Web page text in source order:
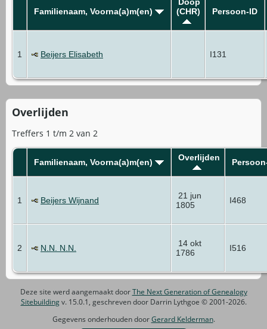
Familienaam, Voorna(a)m(en)
(CHR)
Persoon-ID
1 Beijers Elisabeth I131
Overlijden
Treffers 1 t/m 2 van 2
Familienaam, Voorna(a)m(en) Overlijden
1 Beijers Wijnand
21 jun
1805
I468
2 N.N. N.N.
14 okt
1786
I516
Deze site werd aangemaakt doorThe Next Generation of Genealogy
Sitebuildingv. 15.0.1, geschreven door Darrin Lythgoe © 2001-2026.
Gegevens onderhouden doorGerard Kelderman.